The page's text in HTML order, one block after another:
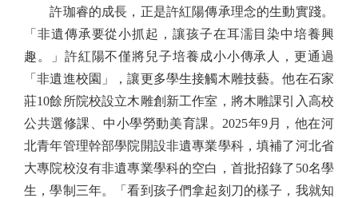
許珈睿的成長，正是許紅陽傳承理念的生動實踐。
「非遺傳承要從小抓起，讓孩子在耳濡目染中培養興
趣。」許紅陽不僅將兒子培養成小小傳承人，更通過
「非遺進校園」，讓更多學生接觸木雕技藝。他在石家
莊10餘所院校設立木雕創新工作室，將木雕課引入高校
公共選修課、中小學勞動美育課。2025年9月，他在河
北青年管理幹部學院開設非遺專業學科，填補了河北省
大專院校沒有非遺專業學科的空白，首批招錄了50名學
生，學制三年。「看到孩子們拿起刻刀的樣子，我就知